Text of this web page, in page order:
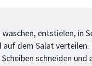
waschen, entstielen, in
auf dem Salat verteilen.
schneiden und